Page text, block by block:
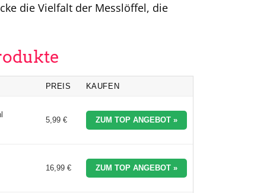
die Vielfalt der Messlöffel, die
PREIS KAUFEN
5,99 € ZUM TOP ANGEBOT »
16,99 € ZUM TOP ANGEBOT »